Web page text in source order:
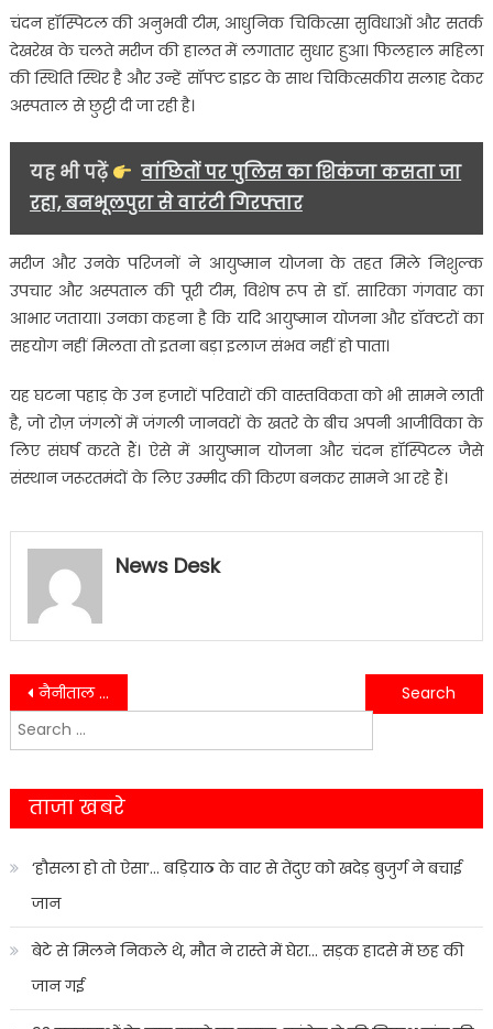
चंदन हॉस्पिटल की अनुभवी टीम, आधुनिक चिकित्सा सुविधाओं और सतर्क
देखरेख के चलते मरीज की हालत में लगातार सुधार हुआ। फिलहाल महिला
की स्थिति स्थिर है और उन्हें सॉफ्ट डाइट के साथ चिकित्सकीय सलाह देकर
अस्पताल से छुट्टी दी जा रही है।
यह भी पढ़ें
वांछितों पर पुलिस का शिकंजा कसता जा
रहा, बनभूलपुरा से वारंटी गिरफ्तार
मरीज और उनके परिजनों ने आयुष्मान योजना के तहत मिले निशुल्क
उपचार और अस्पताल की पूरी टीम, विशेष रूप से डॉ. सारिका गंगवार का
आभार जताया। उनका कहना है कि यदि आयुष्मान योजना और डॉक्टरों का
सहयोग नहीं मिलता तो इतना बड़ा इलाज संभव नहीं हो पाता।
यह घटना पहाड़ के उन हजारों परिवारों की वास्तविकता को भी सामने लाती
है, जो रोज़ जंगलों में जंगली जानवरों के खतरे के बीच अपनी आजीविका के
लिए संघर्ष करते हैं। ऐसे में आयुष्मान योजना और चंदन हॉस्पिटल जैसे
संस्थान जरूरतमंदों के लिए उम्मीद की किरण बनकर सामने आ रहे हैं।
News Desk
Post
navigation
नैनीताल पुलिस का अभियान जारी: घर में घुसकर हमला करने वाला आरोपी गिरफ्तार….
देहरादून: पुलिस की त्वरित कार्रवाई से किशोरी सुरक्षित, जांच जारी….
Search
for:
ताजा खबरे
‘हौसला हो तो ऐसा’… बड़ियाठ के वार से तेंदुए को खदेड़ बुजुर्ग ने बचाई
जान
बेटे से मिलने निकले थे, मौत ने रास्ते में घेरा… सड़क हादसे में छह की
जान गई